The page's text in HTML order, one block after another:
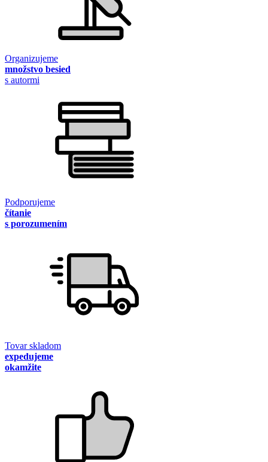
Organizujeme
množstvo besied
s autormi
Podporujeme
čítanie
s porozumením
Tovar skladom
expedujeme
okamžite